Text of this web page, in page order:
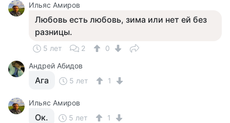
Ильяс Амиров
Любовь есть любовь, зима или нет ей без
разницы.
5 лет 2
0
Андрей Абидов
Ага 5 лет 1
Ильяс Амиров
Ок. 5 лет 1